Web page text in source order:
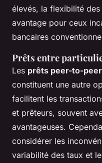
élevés, la flexibilité
avantage pour ceux
bancaires
Prêts entre
Les prêts peer-to-peer
constituent une autre
facilitent les
et prêteurs, souvent
avantageuses.
considérer les
variabilité des taux et